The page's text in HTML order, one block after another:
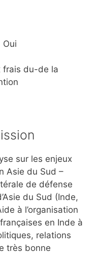
Oui
frais du-de la
sur les enjeux
Asie du Sud –
de défense
du Sud (Inde,
à l’organisation
en Inde à
relations
très bonne